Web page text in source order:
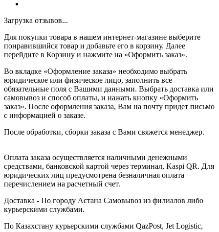
Загрузка отзывов...
Для покупки товара в нашем интернет-магазине выберите
понравившийся товар и добавьте его в корзину. Далее
перейдите в Корзину и нажмите на «Оформить заказ».
Во вкладке «Оформление заказа» необходимо выбрать
юридическое или физическое лицо, заполнить все
обязательные поля с Вашими данными. Выбрать доставка или
самовывоз и способ оплаты, и нажать кнопку «Оформить
заказ». После оформления заказа, Вам на почту придет письмо
с информацией о заказе.
После обработки, сборки заказа с Вами свяжется менеджер.
Оплата заказа осуществляется наличными денежными
средствами, банковской картой через терминал, Kaspi QR. Для
юридических лиц предусмотрена безналичная оплата
перечислением на расчетный счет.
Доставка - По городу Астана Самовывоз из филиалов либо
курьерскими службами.
По Казахстану курьерскими службами QazPost, Jet Logistic,